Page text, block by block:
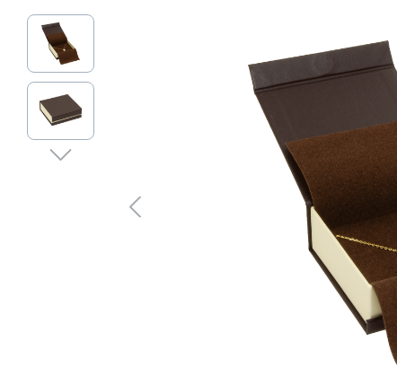
Bildergalerie überspringen